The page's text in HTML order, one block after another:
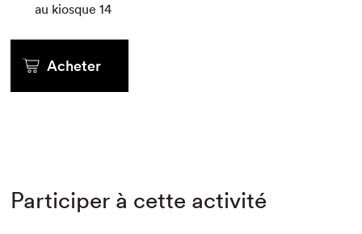
au kiosque 14
Acheter
Participer à cette activité